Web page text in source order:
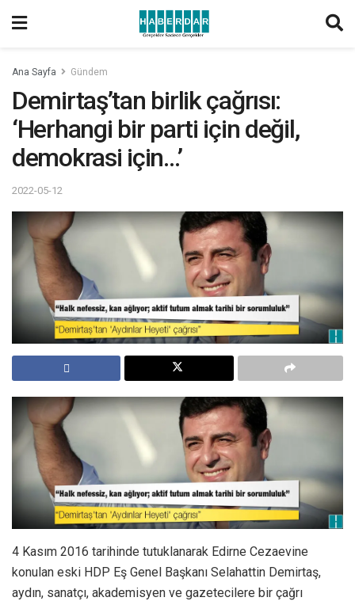
Ana Sayfa Gündem
Demirtaş’tan birlik çağrısı:
‘Herhangi bir parti için değil,
demokrasi için…’
2022-05-12
4 Kasım 2016 tarihinde tutuklanarak Edirne Cezaevine
konulan eski HDP Eş Genel Başkanı Selahattin Demirtaş,
aydın, sanatçı, akademisyen ve gazetecilere bir çağrı